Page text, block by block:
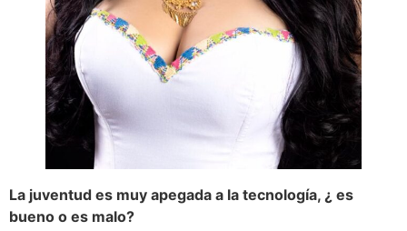
La juventud es muy apegada a la tecnología, ¿ es
bueno o es malo?